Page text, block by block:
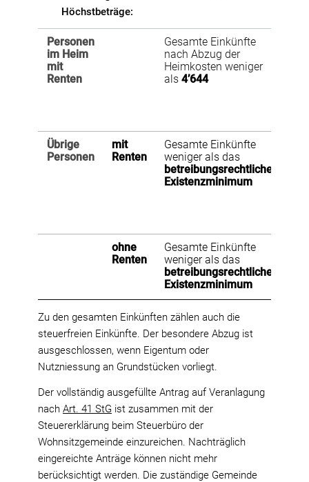
Höchstbeträge:
Personen
im Heim
mit
Renten
Gesamte Einkünfte
nach Abzug der
Heimkosten weniger
als 4’644
Übrige
Personen
mit
Renten
Gesamte Einkünfte
weniger als das
betreibungsrechtliche
Existenzminimum
ohne
Renten
Gesamte Einkünfte
weniger als das
betreibungsrechtliche
Existenzminimum
Zu den gesamten Einkünften zählen auch die
steuerfreien Einkünfte. Der besondere Abzug ist
ausgeschlossen, wenn Eigentum oder
Nutzniessung an Grundstücken vorliegt.
Der vollständig ausgefüllte Antrag auf Veranlagung
nach Art. 41 StG ist zusammen mit der
Steuererklärung beim Steuerbüro der
Wohnsitzgemeinde einzureichen. Nachträglich
eingereichte Anträge können nicht mehr
berücksichtigt werden. Die zuständige Gemeinde